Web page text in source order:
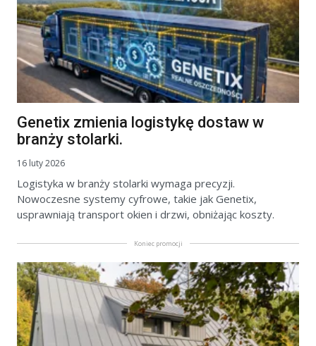
Genetix zmienia logistykę dostaw w
branży stolarki.
16 luty 2026
Logistyka w branży stolarki wymaga precyzji.
Nowoczesne systemy cyfrowe, takie jak Genetix,
usprawniają transport okien i drzwi, obniżając koszty.
Koniec promocji